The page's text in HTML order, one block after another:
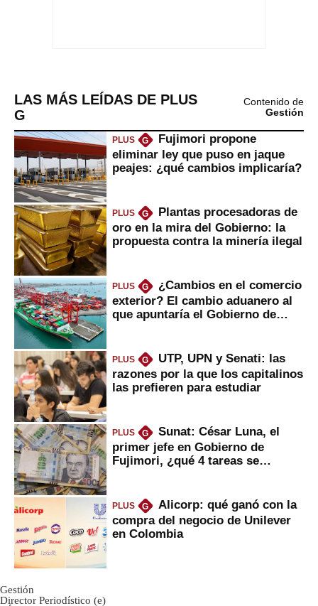
LAS MÁS LEÍDAS DE PLUS
G
Contenido de
Gestión
PLUS G
Fujimori propone
eliminar ley que puso en jaque
peajes: ¿qué cambios implicaría?
PLUS G
Plantas procesadoras de
oro en la mira del Gobierno: la
propuesta contra la minería ilegal
PLUS G
¿Cambios en el comercio
exterior? El cambio aduanero al
que apuntaría el Gobierno de
PLUS G
UTP, UPN y Senati: las
razones por la que los capitalinos
las prefieren para estudiar
PLUS G
Sunat: César Luna, el
primer jefe en Gobierno de
Fujimori, ¿qué 4 tareas se
PLUS G
Alicorp: qué ganó con la
compra del negocio de Unilever
en Colombia
Gestión
Director Periodístico (e)